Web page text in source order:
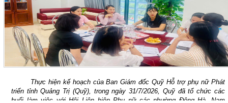
Thực hiện kế hoạch của Ban Giám đốc Quỹ Hỗ trợ phụ nữ Phát
triển tỉnh Quảng Trị (Quỹ), trong ngày 31/7/2026, Quỹ đã tổ chức các
buổi làm việc với Hội Liên hiệp Phụ nữ các phường Đông Hà, Nam